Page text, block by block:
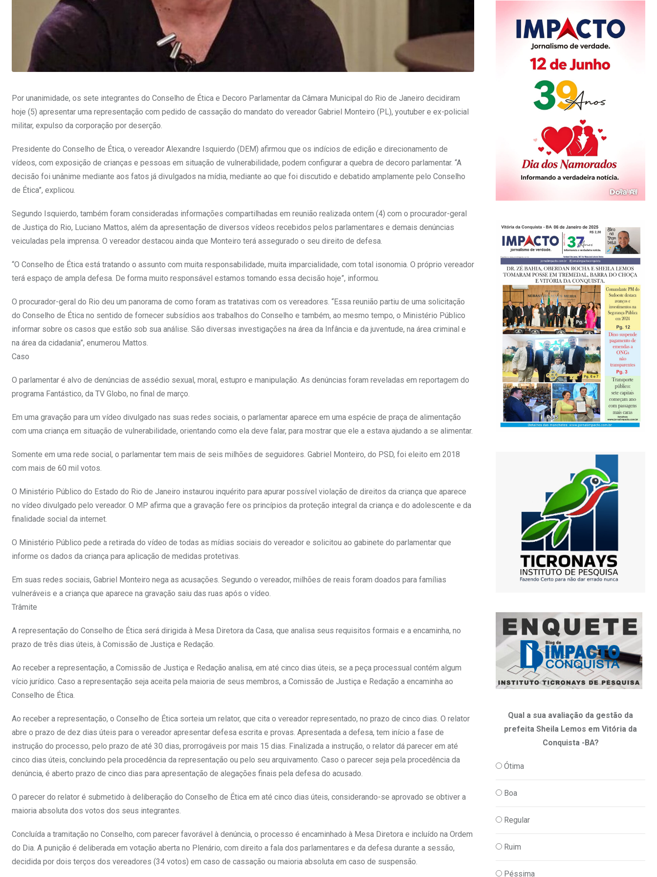
Por unanimidade, os sete integrantes do Conselho de Ética e Decoro Parlamentar da Câmara Municipal do Rio de Janeiro decidiram
hoje (5) apresentar uma representação com pedido de cassação do mandato do vereador Gabriel Monteiro (PL), youtuber e ex-policial
militar, expulso da corporação por deserção.
Presidente do Conselho de Ética, o vereador Alexandre Isquierdo (DEM) afirmou que os indícios de edição e direcionamento de
vídeos, com exposição de crianças e pessoas em situação de vulnerabilidade, podem configurar a quebra de decoro parlamentar. “A
decisão foi unânime mediante aos fatos já divulgados na mídia, mediante ao que foi discutido e debatido amplamente pelo Conselho
de Ética”, explicou.
Segundo Isquierdo, também foram consideradas informações compartilhadas em reunião realizada ontem (4) com o procurador-geral
de Justiça do Rio, Luciano Mattos, além da apresentação de diversos vídeos recebidos pelos parlamentares e demais denúncias
veiculadas pela imprensa. O vereador destacou ainda que Monteiro terá assegurado o seu direito de defesa.
“O Conselho de Ética está tratando o assunto com muita responsabilidade, muita imparcialidade, com total isonomia. O próprio vereador
terá espaço de ampla defesa. De forma muito responsável estamos tomando essa decisão hoje”, informou.
O procurador-geral do Rio deu um panorama de como foram as tratativas com os vereadores. “Essa reunião partiu de uma solicitação
do Conselho de Ética no sentido de fornecer subsídios aos trabalhos do Conselho e também, ao mesmo tempo, o Ministério Público
informar sobre os casos que estão sob sua análise. São diversas investigações na área da Infância e da juventude, na área criminal e
na área da cidadania”, enumerou Mattos.
Caso
O parlamentar é alvo de denúncias de assédio sexual, moral, estupro e manipulação. As denúncias foram reveladas em reportagem do
programa Fantástico, da TV Globo, no final de março.
Em uma gravação para um vídeo divulgado nas suas redes sociais, o parlamentar aparece em uma espécie de praça de alimentação
com uma criança em situação de vulnerabilidade, orientando como ela deve falar, para mostrar que ele a estava ajudando a se alimentar.
Somente em uma rede social, o parlamentar tem mais de seis milhões de seguidores. Gabriel Monteiro, do PSD, foi eleito em 2018
com mais de 60 mil votos.
O Ministério Público do Estado do Rio de Janeiro instaurou inquérito para apurar possível violação de direitos da criança que aparece
no vídeo divulgado pelo vereador. O MP afirma que a gravação fere os princípios da proteção integral da criança e do adolescente e da
finalidade social da internet.
O Ministério Público pede a retirada do vídeo de todas as mídias sociais do vereador e solicitou ao gabinete do parlamentar que
informe os dados da criança para aplicação de medidas protetivas.
Em suas redes sociais, Gabriel Monteiro nega as acusações. Segundo o vereador, milhões de reais foram doados para famílias
vulneráveis e a criança que aparece na gravação saiu das ruas após o vídeo.
Trâmite
A representação do Conselho de Ética será dirigida à Mesa Diretora da Casa, que analisa seus requisitos formais e a encaminha, no
prazo de três dias úteis, à Comissão de Justiça e Redação.
Ao receber a representação, a Comissão de Justiça e Redação analisa, em até cinco dias úteis, se a peça processual contém algum
vício jurídico. Caso a representação seja aceita pela maioria de seus membros, a Comissão de Justiça e Redação a encaminha ao
Conselho de Ética.
Ao receber a representação, o Conselho de Ética sorteia um relator, que cita o vereador representado, no prazo de cinco dias. O relator
abre o prazo de dez dias úteis para o vereador apresentar defesa escrita e provas. Apresentada a defesa, tem início a fase de
instrução do processo, pelo prazo de até 30 dias, prorrogáveis por mais 15 dias. Finalizada a instrução, o relator dá parecer em até
cinco dias úteis, concluindo pela procedência da representação ou pelo seu arquivamento. Caso o parecer seja pela procedência da
denúncia, é aberto prazo de cinco dias para apresentação de alegações finais pela defesa do acusado.
O parecer do relator é submetido à deliberação do Conselho de Ética em até cinco dias úteis, considerando-se aprovado se obtiver a
maioria absoluta dos votos dos seus integrantes.
Concluída a tramitação no Conselho, com parecer favorável à denúncia, o processo é encaminhado à Mesa Diretora e incluído na Ordem
do Dia. A punição é deliberada em votação aberta no Plenário, com direito a fala dos parlamentares e da defesa durante a sessão,
decidida por dois terços dos vereadores (34 votos) em caso de cassação ou maioria absoluta em caso de suspensão.
Qual a sua avaliação da gestão da
prefeita Sheila Lemos em Vitória da
Conquista -BA?
Ótima
Boa
Regular
Ruim
Péssima